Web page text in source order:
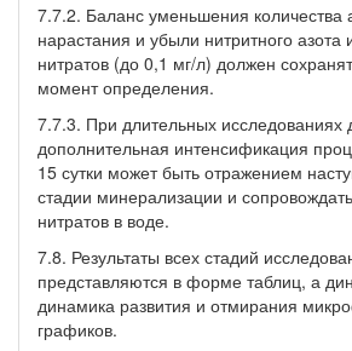
7.7.2. Баланс уменьшения количества
нарастания и убыли нитритного азота
нитратов (до 0,1 мг/л) должен
момент определения.
7.7.3. При длительных
дополнительная интенсификация
15 сутки может быть отражением
стадии минерализации и
нитратов в воде.
7.8. Результаты всех стадий
представляются в форме таблиц, а
динамика развития и отмирания
графиков.